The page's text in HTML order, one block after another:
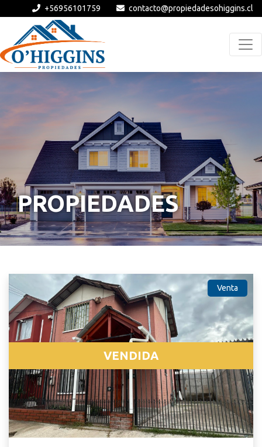
+56956101759 contacto@propiedadesohiggins.cl
PROPIEDADES
Venta
VENDIDA